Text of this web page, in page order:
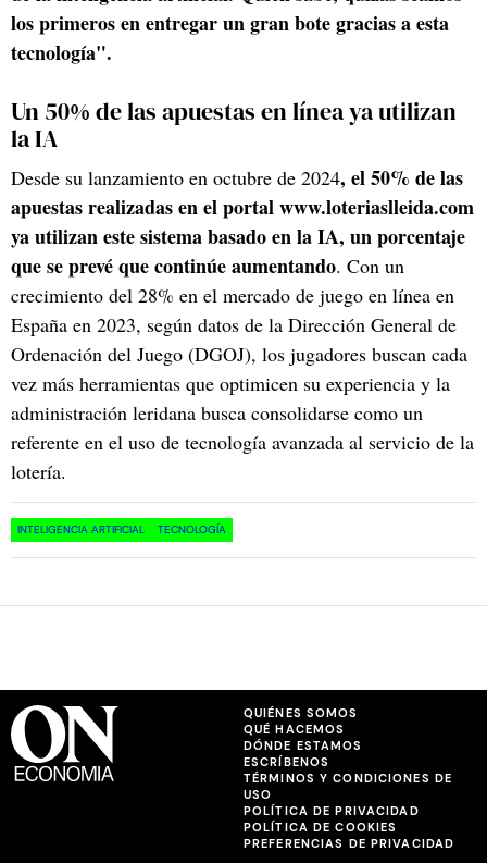
los primeros en entregar un gran bote gracias a esta
tecnología".
Un 50% de las apuestas en línea ya utilizan
la IA
Desde su lanzamiento en octubre de 2024, el 50% de las
apuestas realizadas en el portal www.loteriaslleida.com
ya utilizan este sistema basado en la IA, un porcentaje
que se prevé que continúe aumentando. Con un
crecimiento del 28% en el mercado de juego en línea en
España en 2023, según datos de la Dirección General de
Ordenación del Juego (DGOJ), los jugadores buscan cada
vez más herramientas que optimicen su experiencia y la
administración leridana busca consolidarse como un
referente en el uso de tecnología avanzada al servicio de la
lotería.
INTELIGENCIA ARTIFICIAL TECNOLOGÍA
QUIÉNES SOMOS
QUÉ HACEMOS
DÓNDE ESTAMOS
ESCRÍBENOS
TÉRMINOS Y CONDICIONES DE
USO
POLÍTICA DE PRIVACIDAD
POLÍTICA DE COOKIES
PREFERENCIAS DE PRIVACIDAD